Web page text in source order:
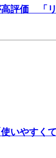
評価 「
やすく